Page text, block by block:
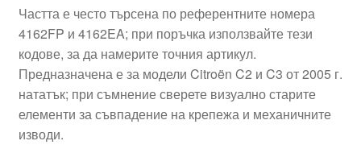
Частта е често търсена по референтните номера
4162FP и 4162EA; при поръчка използвайте тези
кодове, за да намерите точния артикул.
Предназначена е за модели Citroën C2 и C3 от 2005 г.
нататък; при съмнение сверете визуално старите
елементи за съвпадение на крепежа и механичните
изводи.